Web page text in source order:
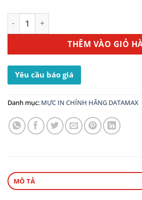
Hộp Mực In Canon 046BK - Dùng
THÊM VÀO GIỎ
Yêu cầu báo giá
Danh mục: MỰC IN CHÍNH HÃNG DATAMAX
MÔ TẢ